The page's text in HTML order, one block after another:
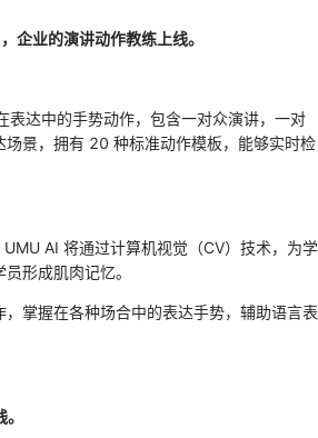
企业的演讲动作教练上线。
表达中的手势动作，包含一对众演讲，一对
场景，拥有 20 种标准动作模板，能够实时检
AI 将通过计算机视觉（CV）技术，为学
形成肌肉记忆。
掌握在各种场合中的表达手势，辅助语言表